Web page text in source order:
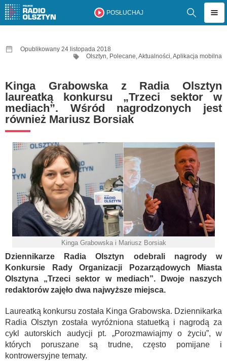
POSŁUCHAJ
Opublikowany 24 listopada 2018
Olsztyn, Polecane,Aktualności,Aplikacja mobilna
Kinga Grabowska z Radia Olsztyn
laureatką konkursu „Trzeci sektor w
mediach”. Wśród nagrodzonych jest
również Mariusz Borsiak
Kinga Grabowska i Mariusz Borsiak
Dziennikarze Radia Olsztyn odebrali nagrody w
Konkursie Rady Organizacji Pozarządowych Miasta
Olsztyna „Trzeci sektor w mediach”. Dwoje naszych
redaktorów zajęło dwa najwyższe miejsca.
Laureatką konkursu została Kinga Grabowska. Dziennikarka
Radia Olsztyn została wyróżniona statuetką i nagrodą za
cykl autorskich audycji pt. „Porozmawiajmy o życiu”, w
których poruszane są trudne, często pomijane i
kontrowersyjne tematy.